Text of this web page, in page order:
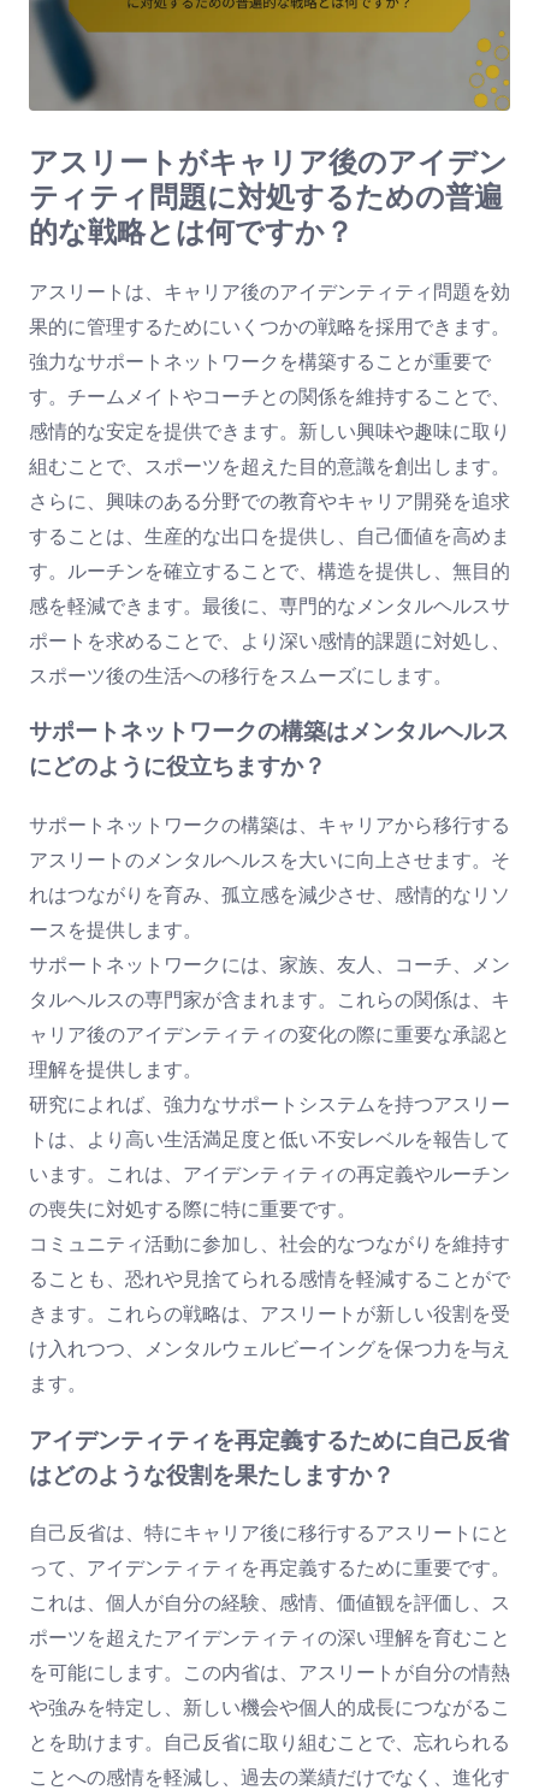
アスリートがキャリア後のアイデン
ティティ問題に対処するための普遍
的な戦略とは何ですか？
アスリートは、キャリア後のアイデンティティ問題を効
果的に管理するためにいくつかの戦略を採用できます。
強力なサポートネットワークを構築することが重要で
す。チームメイトやコーチとの関係を維持することで、
感情的な安定を提供できます。新しい興味や趣味に取り
組むことで、スポーツを超えた目的意識を創出します。
さらに、興味のある分野での教育やキャリア開発を追求
することは、生産的な出口を提供し、自己価値を高めま
す。ルーチンを確立することで、構造を提供し、無目的
感を軽減できます。最後に、専門的なメンタルヘルスサ
ポートを求めることで、より深い感情的課題に対処し、
スポーツ後の生活への移行をスムーズにします。
サポートネットワークの構築はメンタルヘルス
にどのように役立ちますか？
サポートネットワークの構築は、キャリアから移行する
アスリートのメンタルヘルスを大いに向上させます。そ
れはつながりを育み、孤立感を減少させ、感情的なリソ
ースを提供します。
サポートネットワークには、家族、友人、コーチ、メン
タルヘルスの専門家が含まれます。これらの関係は、キ
ャリア後のアイデンティティの変化の際に重要な承認と
理解を提供します。
研究によれば、強力なサポートシステムを持つアスリー
トは、より高い生活満足度と低い不安レベルを報告して
います。これは、アイデンティティの再定義やルーチン
の喪失に対処する際に特に重要です。
コミュニティ活動に参加し、社会的なつながりを維持す
ることも、恐れや見捨てられる感情を軽減することがで
きます。これらの戦略は、アスリートが新しい役割を受
け入れつつ、メンタルウェルビーイングを保つ力を与え
ます。
アイデンティティを再定義するために自己反省
はどのような役割を果たしますか？
自己反省は、特にキャリア後に移行するアスリートにと
って、アイデンティティを再定義するために重要です。
これは、個人が自分の経験、感情、価値観を評価し、ス
ポーツを超えたアイデンティティの深い理解を育むこと
を可能にします。この内省は、アスリートが自分の情熱
や強みを特定し、新しい機会や個人的成長につながるこ
とを助けます。自己反省に取り組むことで、忘れられる
ことへの感情を軽減し、過去の業績だけでなく、進化す